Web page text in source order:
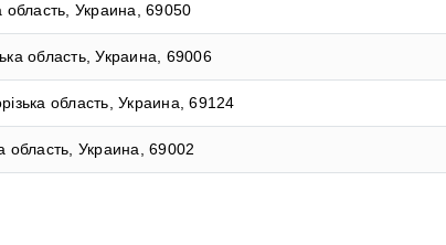
область, Украина, 69050
область, Украина, 69006
область, Украина, 69124
область, Украина, 69002